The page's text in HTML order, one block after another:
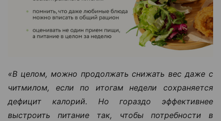
«В целом, можно продолжать снижать вес даже с
читмилом, если по итогам недели сохраняется
дефицит калорий. Но гораздо эффективнее
выстроить питание так, чтобы потребности в